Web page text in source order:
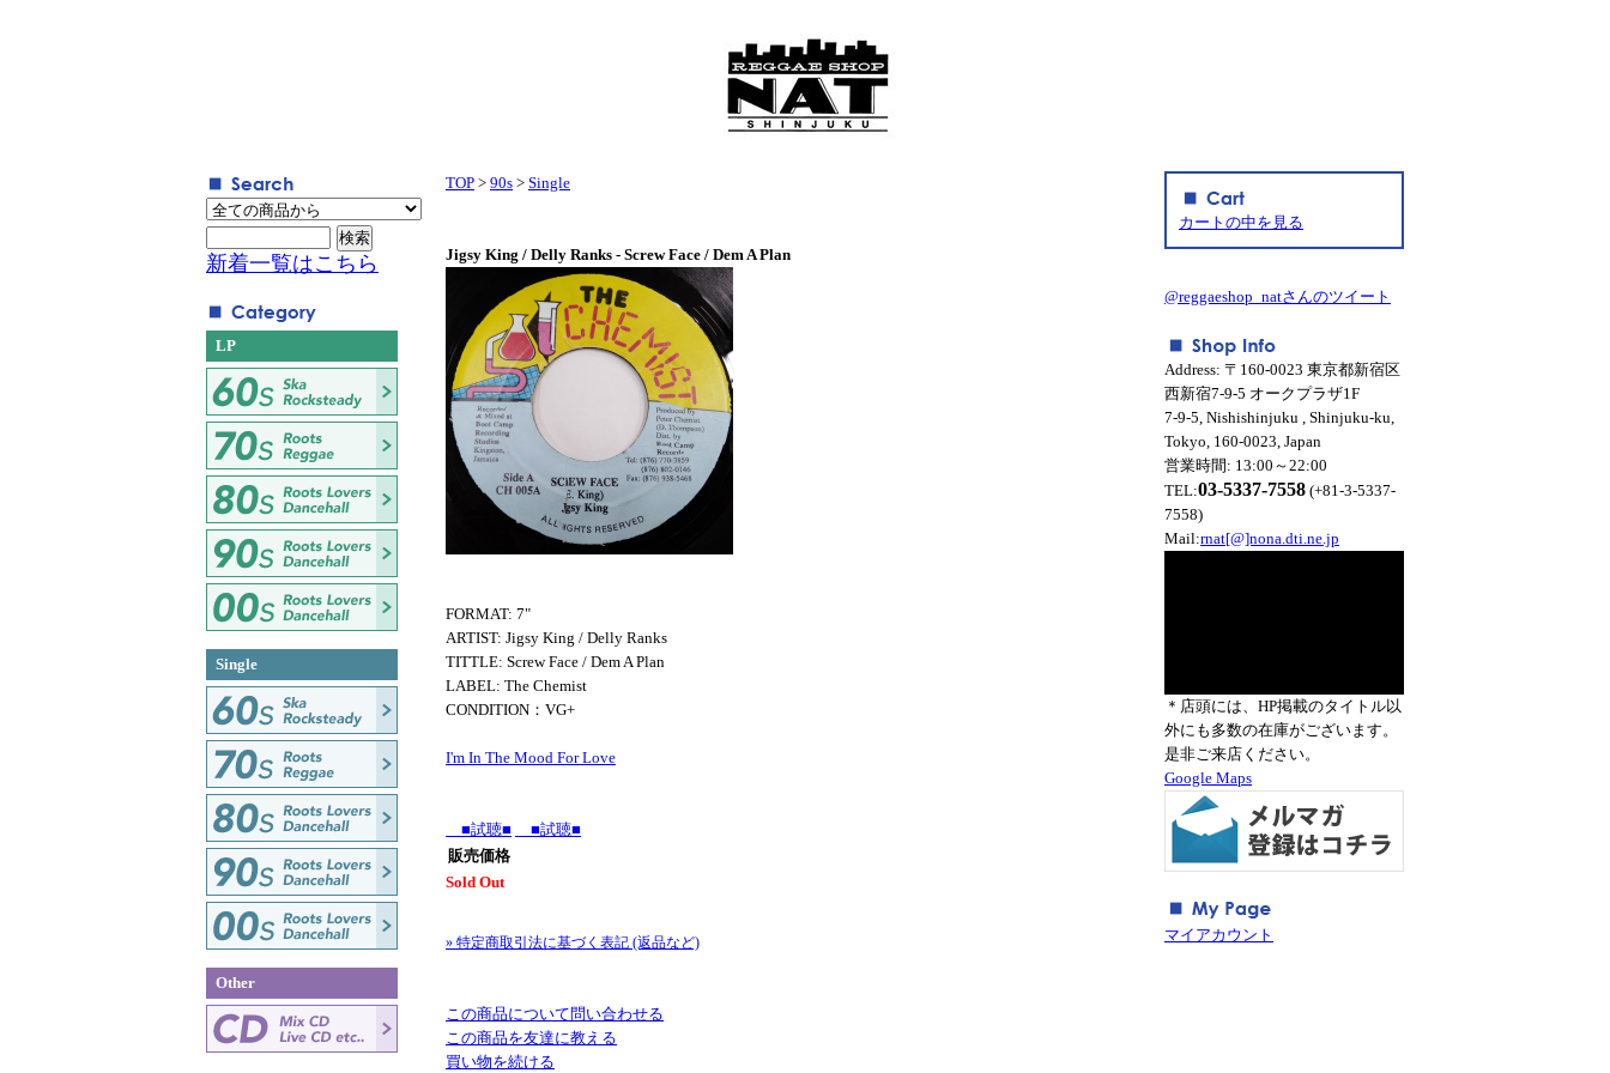
TOP > 90s > Single
Jigsy King / Delly Ranks - Screw Face / Dem A Plan
FORMAT: 7"
ARTIST: Jigsy King / Delly Ranks
TITTLE: Screw Face / Dem A Plan
LABEL: The Chemist
CONDITION：VG+
I'm In The Mood For Love
■試聴■
■試聴■
販売価格
Sold Out
» 特定商取引法に基づく表記 (返品など)
この商品について問い合わせる
この商品を友達に教える
買い物を続ける
新着一覧はこちら
LP
Single
Other
カートの中を見る
@reggaeshop_natさんのツイート
Address: 〒160-0023 東京都新宿区
西新宿7-9-5 オークプラザ1F
7-9-5, Nishishinjuku , Shinjuku-ku,
Tokyo, 160-0023, Japan
営業時間: 13:00～22:00
TEL:03-5337-7558 (+81-3-5337-
7558)
Mail:rnat[@]nona.dti.ne.jp
＊店頭には、HP掲載のタイトル以
外にも多数の在庫がございます。
是非ご来店ください。
Google Maps
マイアカウント